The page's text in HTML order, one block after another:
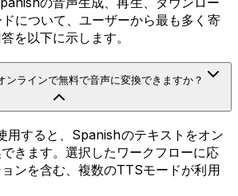
について、ユーザーから最も多く寄
を以下に示します。
ンラインで無料で音声に変換できますか？
用すると、Spanishのテキストをオン
きます。選択したワークフローに応
ンを含む、複数のTTSモードが利用